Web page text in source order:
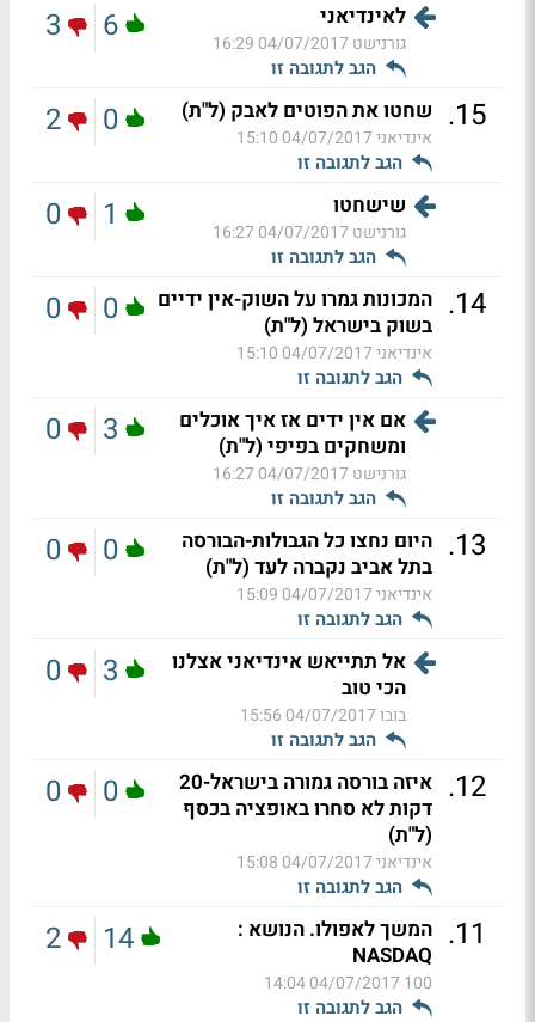
לאינדיאני
גורנישט 04/07/2017 16:29
הגב לתגובה זו
6
3
15
. שחטו את הפוטים לאבק (ל"ת)
אינדיאני04/07/2017 15:10
הגב לתגובה זו
0
2
שישחטו
גורנישט 04/07/2017 16:27
הגב לתגובה זו
1
0
14
. המכונות גמרו על השוק-אין ידיים
בשוק בישראל (ל"ת)
אינדיאני04/07/2017 15:10
הגב לתגובה זו
0
0
אם אין ידים אז איך אוכלים
ומשחקים בפיפי (ל"ת)
גורנישט 04/07/2017 16:27
הגב לתגובה זו
3
0
13
. היום נחצו כל הגבולות-הבורסה
בתל אביב נקברה לעד (ל"ת)
אינדיאני04/07/2017 15:09
הגב לתגובה זו
0
0
אל תתייאש אינדיאני אצלנו
הכי טוב
בובו04/07/2017 15:56
הגב לתגובה זו
3
0
12
.
איזה בורסה גמורה בישראל-20
דקות לא סחרו באופציה בכסף
(ל"ת)
אינדיאני04/07/2017 15:08
הגב לתגובה זו
0
0
11
. המשך לאפולו. הנושא :
NASDAQ
100
04/07/2017 14:04
הגב לתגובה זו
14
2